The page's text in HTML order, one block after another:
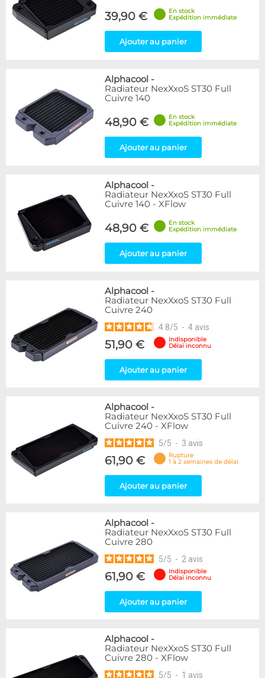
39,90 €
En stock
Expédition immédiate
Ajouter au panier
Alphacool -
Radiateur NexXxoS ST30 Full
Cuivre 140
48,90 €
En stock
Expédition immédiate
Ajouter au panier
Alphacool -
Radiateur NexXxoS ST30 Full
Cuivre 140 - XFlow
48,90 €
En stock
Expédition immédiate
Ajouter au panier
Alphacool -
Radiateur NexXxoS ST30 Full
Cuivre 240
4.8/5 - 4 avis
51,90 €
Indisponible
Délai inconnu
Ajouter au panier
Alphacool -
Radiateur NexXxoS ST30 Full
Cuivre 240 - XFlow
5/5 - 3 avis
61,90 €
Rupture
1 à 2 semaines de délai
Ajouter au panier
Alphacool -
Radiateur NexXxoS ST30 Full
Cuivre 280
5/5 - 2 avis
61,90 €
Indisponible
Délai inconnu
Ajouter au panier
Alphacool -
Radiateur NexXxoS ST30 Full
Cuivre 280 - XFlow
5/5 - 1 avis